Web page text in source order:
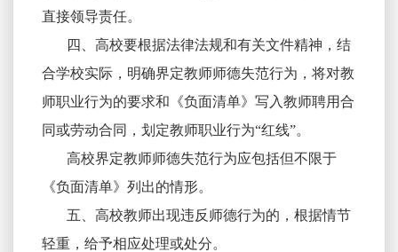
直接领导责任。
四、高校要根据法律法规和有关文件精神，结
合学校实际，明确界定教师师德失范行为，将对教
师职业行为的要求和《负面清单》写入教师聘用合
同或劳动合同，划定教师职业行为“红线”。
高校界定教师师德失范行为应包括但不限于
《负面清单》列出的情形。
五、高校教师出现违反师德行为的，根据情节
轻重，给予相应处理或处分。